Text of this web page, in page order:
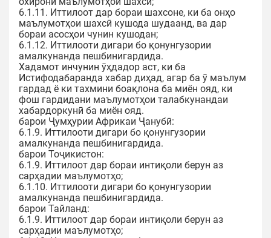
6.1.11. Иттилоот дар бораи шахсоне, ки ба онҳо
маълумотҳои шахсӣ кушода шудаанд, ва дар
бораи асосҳои чунин кушодан;
6.1.12. Иттилооти дигари бо қонунгузории
амалкунанда пешбинигардида.
Хадамот инчунин ӯҳдадор аст, ки ба
Истифодабаранда хабар диҳад, агар ба ӯ маълум
гардад ё ки тахмини боақлона ба миён ояд, ки
фош гардидани маълумотҳои талабкунандаи
хабардоркунӣ ба миён ояд.
барои Ҷумҳурии Африкаи Ҷанубӣ:
6.1.9. Иттилооти дигари бо қонунгузории
амалкунанда пешбинигардида.
барои Тоҷикистон:
6.1.9. Иттилоот дар бораи интиқоли берун аз
сарҳадии маълумотҳо;
6.1.10. Иттилооти дигари бо қонунгузории
амалкунанда пешбинигардида.
барои Тайланд:
6.1.9. Иттилоот дар бораи интиқоли берун аз
сарҳадии маълумотҳо;